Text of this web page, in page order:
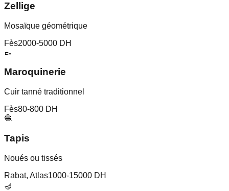
Zellige
Mosaïque géométrique
Fès2000-5000 DH
👞
Maroquinerie
Cuir tanné traditionnel
Fès80-800 DH
🧶
Tapis
Noués ou tissés
Rabat, Atlas1000-15000 DH
🪔